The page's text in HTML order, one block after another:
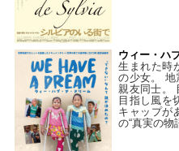
ウィー・ハ
生まれた時
の少女。 地
親友同士。
目指し風を
キャップが
の“真実の物